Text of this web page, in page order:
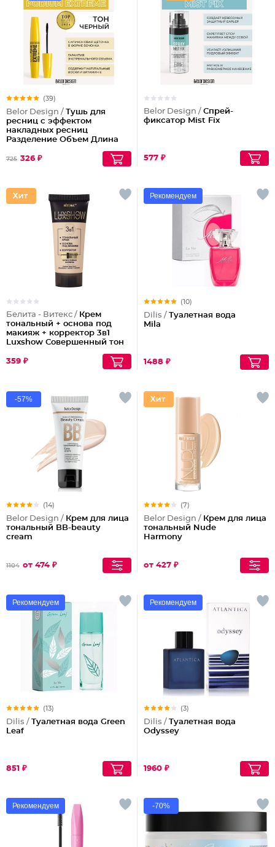
(39)
Belor Design / Тушь для
ресниц с эффектом
накладных ресниц
Разделение Объем Длина
725 326 ₽
Belor Design / Спрей-
фиксатор Mist Fix
577 ₽
Белита - Витекс / Крем
тональный + основа под
макияж + корректор 3в1
Luxshow Совершенный тон
359 ₽
Рекомендуем
(10)
Dilis / Туалетная вода
Mila
1488 ₽
-57%
(14)
Belor Design / Крем для лица
тональный BB-beauty
cream
1104 от 474 ₽
(7)
Belor Design / Крем для лица
тональный Nude
Harmony
от 427 ₽
Рекомендуем
(13)
Dilis / Туалетная вода Green
Leaf
851 ₽
Рекомендуем
(3)
Dilis / Туалетная вода
Odyssey
1960 ₽
Рекомендуем -70%